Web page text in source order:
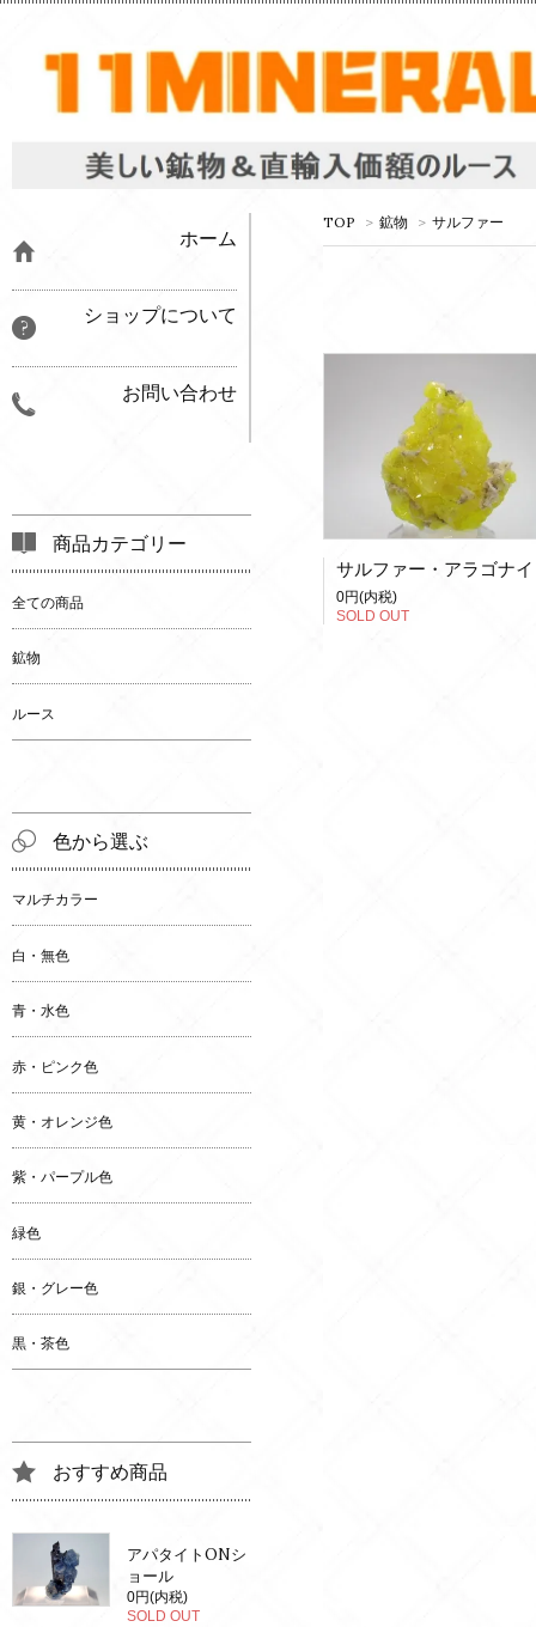
TOP > 鉱物 > サルファー
サルファー・アラゴナ
0円(内税)
SOLD OUT
ホーム
ショップについて
お問い合わせ
商品カテゴリー
全ての商品
鉱物
ルース
色から選ぶ
マルチカラー
白・無色
青・水色
赤・ピンク色
黄・オレンジ色
紫・パープル色
緑色
銀・グレー色
黒・茶色
おすすめ商品
アパタイトONシ
ョール
0円(内税)
SOLD OUT